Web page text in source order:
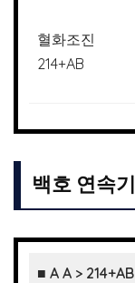
혈화조진
214+AB
백호 연속기
■ A A > 214+AB